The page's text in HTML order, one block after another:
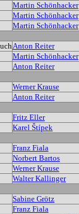
Martin Schönhacker
Martin Schönhacker
Martin Schönhacker
Anton Reiter
Martin Schönhacker
Anton Reiter
Werner Krause
Anton Reiter
Fritz Eller
Karel Štípek
Franz Fiala
Norbert Bartos
Werner Krause
Walter Kallinger
Sabine Grötz
Franz Fiala